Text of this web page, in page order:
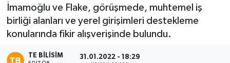
İmamoğlu ve Flake, görüşmede, muhtemel iş
birliği alanları ve yerel girişimleri destekleme
konularında fikir alışverişinde bulundu.
TE BILISIM 31.01.2022 - 18:29